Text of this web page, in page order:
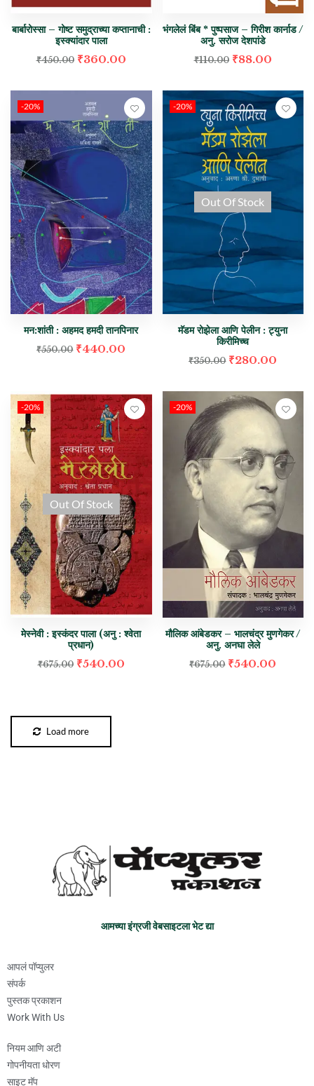
बार्बारोस्सा – गोष्ट समुद्राच्या कप्तानाची :
इस्क्यांदार पाला
₹450.00 ₹360.00
भंगलेलं बिंब * पुष्पसाज – गिरीश कार्नाड /
अनु. सरोज देशपांडे
₹110.00 ₹88.00
-20%
मन:शांती : अहमद हमदी तानपिनार
₹550.00 ₹440.00
-20%
Out Of Stock
मॅडम रोझेला आणि पेलीन : ट्युना
किरीमिच्च
₹350.00 ₹280.00
-20%
Out Of Stock
मेस्नेवी : इस्कंदर पाला (अनु : श्वेता
प्रधान)
₹675.00 ₹540.00
-20%
मौलिक आंबेडकर – भालचंद्र मुणगेकर /
अनु. अनघा लेले
₹675.00 ₹540.00
Load more
आमच्या इंग्रजी वेबसाइटला भेट द्या
आपलं पॉप्युलर
संपर्क
पुस्तक प्रकाशन
Work With Us
नियम आणि अटी
गोपनीयता धोरण
साइट मॅप